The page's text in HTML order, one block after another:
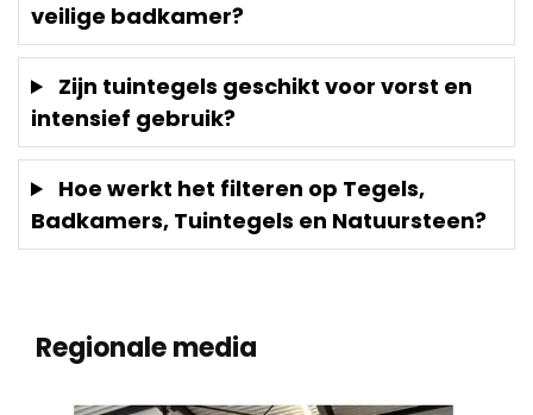
veilige badkamer?
Zijn tuintegels geschikt voor vorst en
intensief gebruik?
Hoe werkt het filteren op Tegels,
Badkamers, Tuintegels en Natuursteen?
Regionale media